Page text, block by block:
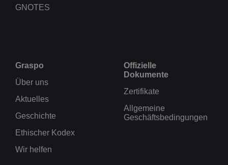
GNOTES
Graspo
Über uns
Aktuelles
Geschichte
Ethischer Kodex
Wir helfen
Offizielle
Dokumente
Zertifikate
Allgemeine
Geschäftsbedingungen